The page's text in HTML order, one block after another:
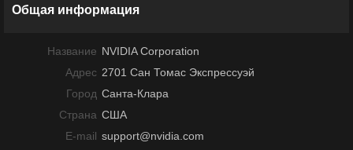
Общая информация
Название NVIDIA Corporation
Адрес 2701 Сан Томас Экспрессуэй
Город Санта-Клара
Страна США
E-mail support@nvidia.com